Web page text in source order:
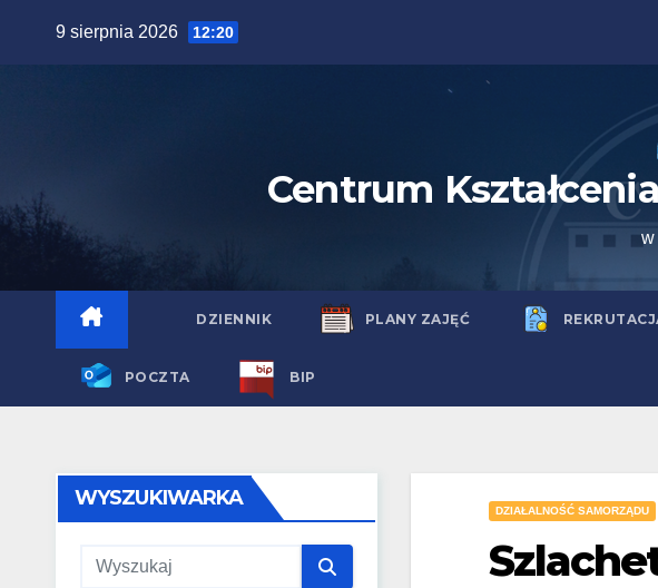
9 sierpnia 2026 12:20
Centrum
DZIENNIK PLANY ZAJĘĆ
POCZTA BIP
WYSZUKIWARKA
DZIAŁALNOŚĆ SAMORZĄDU